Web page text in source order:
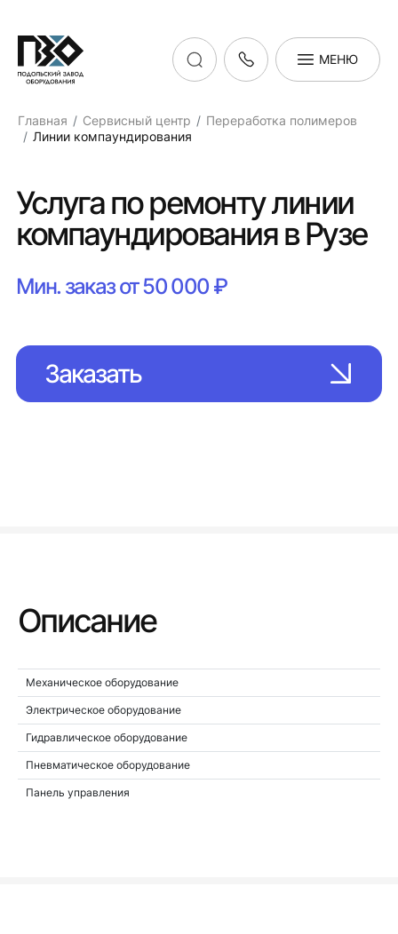
МЕНЮ
Главная Сервисный центр
Переработка полимеров
Линии компаундирования
Услуга по ремонту линии
компаундирования в Рузе
Мин. заказ от 50 000 ₽
Заказать
Описание
Механическое оборудование
Электрическое оборудование
Гидравлическое оборудование
Пневматическое оборудование
Панель управления